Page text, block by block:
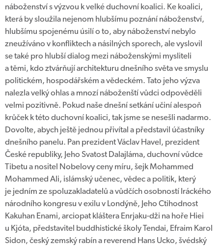
náboženství s výzvou k velké duchovní koalici. Ke koalici,
která by sloužila nejenom hlubšímu poznání náboženství,
hlubšímu spojenému úsilí o to, aby náboženství nebylo
zneužíváno v konfliktech a násilných sporech, ale vyslovil
se také pro hlubší dialog mezi náboženskými mysliteli
a těmi, kdo ztvárňují architekturu dnešního světa ve smyslu
politickém, hospodářském a vědeckém. Tato jeho výzva
nalezla velký ohlas a mnozí náboženští vůdci odpověděli
velmi pozitivně. Pokud naše dnešní setkání učiní alespoň
krůček k této duchovní koalici, tak jsme se nesešli nadarmo.
Dovolte, abych ještě jednou přivítal a představil účastníky
dnešního panelu. Pan prezident Václav Havel, prezident
České republiky, Jeho Svatost Dalajláma, duchovní vůdce
Tibetu a nositel Nobelovy ceny míru, šejk Mohammed
Mohammed Ali, islámský učenec, vědec a politik, který
je jedním ze spoluzakladatelů a vůdčích osobností Iráckého
národního kongresu v exilu v Londýně, Jeho Ctihodnost
Kakuhan Enami, arciopat kláštera Enrjaku-dži na hoře Hiei
u Kjóta, představitel buddhistické školy Tendai, Efraim Karol
Sidon, český zemský rabín a reverend Hans Ucko, švédský